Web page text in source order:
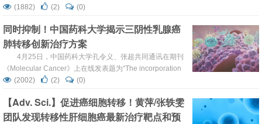
为“Blocking the MIF-CD74 axis augments radiotherapy
promoting m...
(1882) (2) (0)
同时抑制！中国药科大学揭示三阴性乳腺癌
肺转移创新治疗方案
4月25日，中国药科大学孔令义、张超共同通讯在期刊
《Molecular Cancer》上在线发表题为“The incorporation
of acetylated LAP-TGF-β1 proteins into exosomes
metastasis”的研究论文，这项研究不仅为TNBC肺转移的
分...
(2002) (2) (0)
【Adv. Sci.】促进癌细胞转移！黄萍/张轶雯
团队发现转移性肝细胞癌最新治疗靶点和预